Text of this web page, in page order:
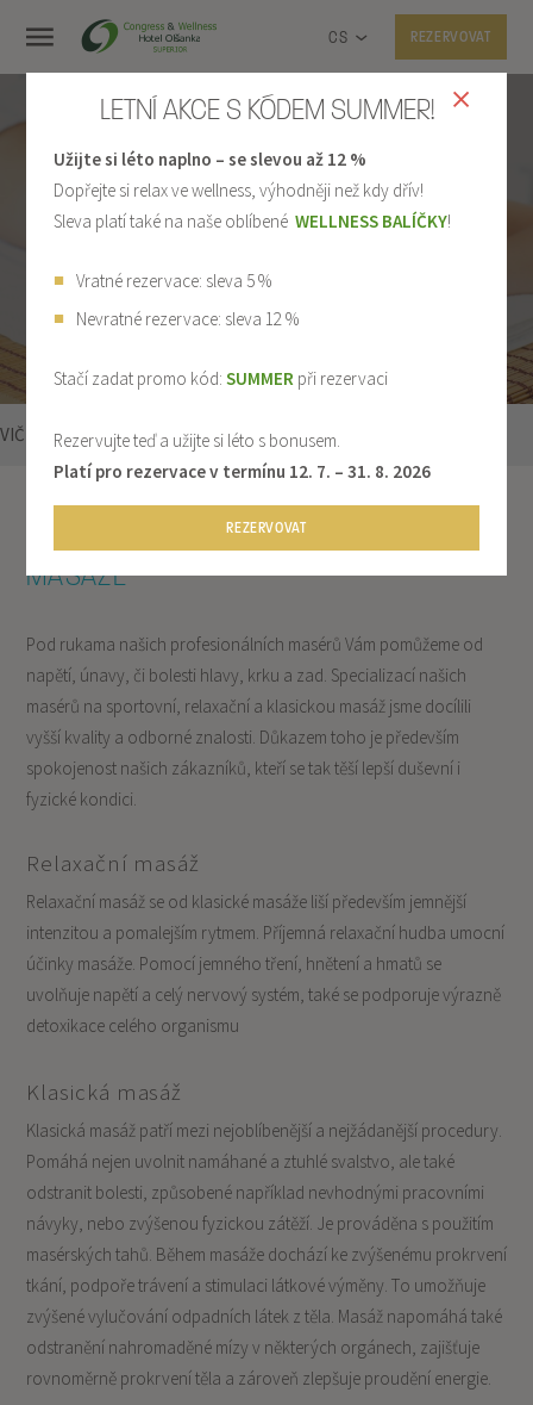
CS REZERVOVAT
MASÁŽE
POSILOVNA BADMINTON
MASÁŽE
Pod rukama našich profesionálních masérů Vám pomůžeme od
napětí, únavy, či bolesti hlavy, krku a zad. Specializací našich
masérů na sportovní, relaxační a klasickou masáž jsme docílili
vyšší kvality a odborné znalosti. Důkazem toho je především
spokojenost našich zákazníků, kteří se tak těší lepší duševní i
fyzické kondici.
Relaxační masáž
Relaxační masáž se od klasické masáže liší především jemnější
intenzitou a pomalejším rytmem. Příjemná relaxační hudba umocní
účinky masáže. Pomocí jemného tření, hnětení a hmatů se
uvolňuje napětí a celý nervový systém, také se podporuje výrazně
detoxikace celého organismu
Klasická masáž
Klasická masáž patří mezi nejoblíbenější a nejžádanější procedury.
Pomáhá nejen uvolnit namáhané a ztuhlé svalstvo, ale také
odstranit bolesti, způsobené například nevhodnými pracovními
návyky, nebo zvýšenou fyzickou zátěží. Je prováděna s použitím
masérských tahů. Během masáže dochází ke zvýšenému prokrvení
tkání, podpoře trávení a stimulaci látkové výměny. To umožňuje
zvýšené vylučování odpadních látek z těla. Masáž napomáhá také
odstranění nahromaděné mízy v některých orgánech, zajišťuje
rovnoměrně prokrvení těla a zároveň zlepšuje proudění energie.
LETNÍ AKCE S KÓDEM SUMMER!
Užijte si léto naplno – se slevou až 12 %
Dopřejte si relax ve wellness, výhodněji než kdy dřív!
Sleva platí také na naše oblíbené WELLNESS BALÍČKY!
Vratné rezervace: sleva 5 %
Nevratné rezervace: sleva 12 %
Stačí zadat promo kód:SUMMER při rezervaci
Rezervujte teď a užijte si léto s bonusem.
Platí pro rezervace v termínu 12. 7. – 31. 8. 2026
REZERVOVAT